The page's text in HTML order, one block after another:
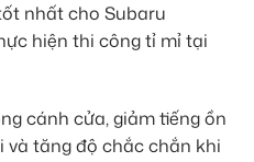
nhất cho Subaru
hiện thi công tỉ mỉ tại
cánh cửa, giảm tiếng ồn
và tăng độ chắc chắn khi